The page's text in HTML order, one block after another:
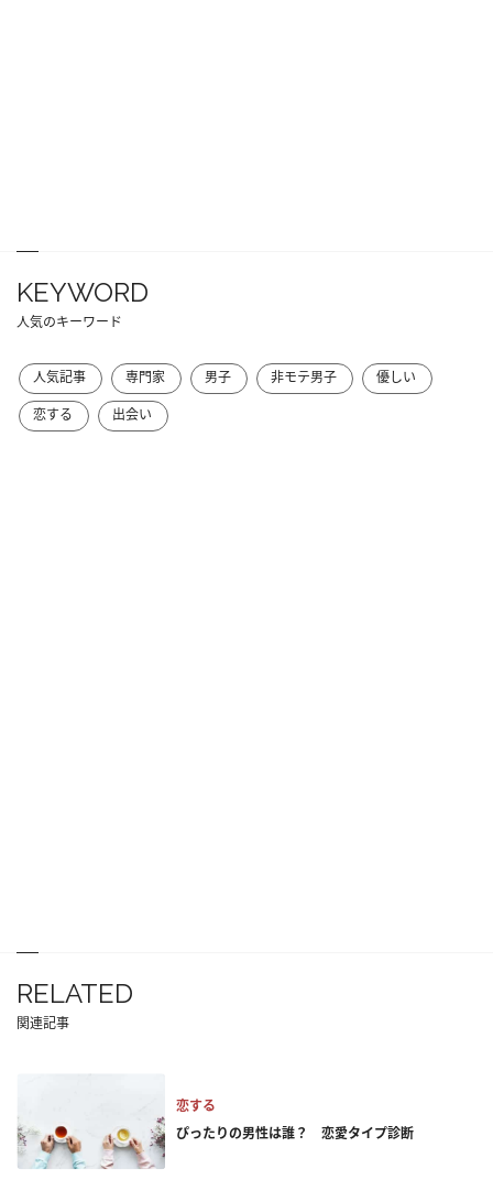
KEYWORD
人気のキーワード
人気記事 専門家 男子 非モテ男子
優しい
恋する
出会い
RELATED
関連記事
恋する
ぴったりの男性は誰？ 恋愛タイプ診断